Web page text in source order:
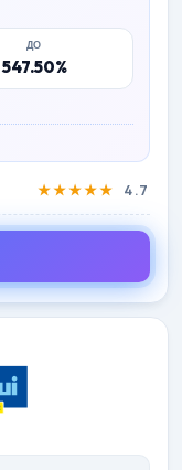
ДО
547.50%
★★★★★ 4.7